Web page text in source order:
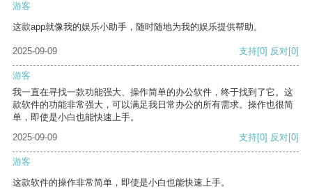
游客
这款app就像我的娱乐小助手，随时随地为我的娱乐提供帮助。
2025-09-09 支持[0] 反对[0]
游客
我一直在寻找一款功能强大、操作简单的办公软件，终于找到了它。这
款软件的功能非常强大，可以满足我日常办公的所有需求。操作也很简
单，即使是小白也能快速上手。
2025-09-09
支持[0] 反对[0]
游客
这款软件的操作非常简单，即使是小白也能快速上手。